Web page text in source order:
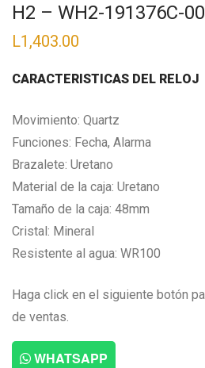
H2 – WH2-191376C-
L1,403.00
CARACTERISTICAS DEL RELOJ
Movimiento: Quartz
Funciones: Fecha, Alarma
Brazalete: Uretano
Material de la caja: Uretano
Tamaño de la caja: 48mm
Cristal: Mineral
Resistente al agua: WR100
Haga click en el siguiente botón
de ventas.
WHATSAPP